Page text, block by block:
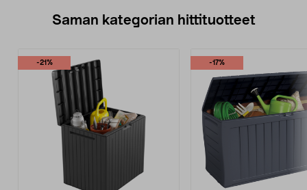
Saman kategorian hittituotteet
-21% -17%